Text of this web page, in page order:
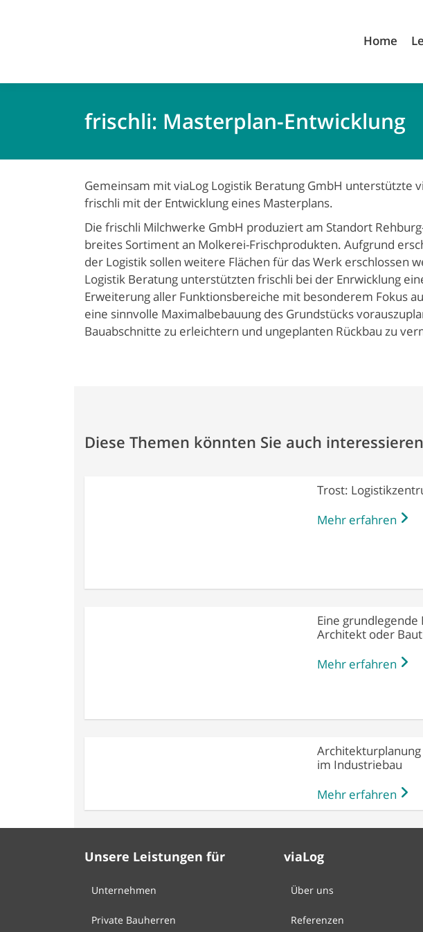
Home
frischli: Masterplan-Entwicklung
Gemeinsam mit viaLog Logistik Beratung GmbH unterstützte
frischli mit der Entwicklung eines Masterplans.
Die frischli Milchwerke GmbH produziert am Standort
breites Sortiment an Molkerei-Frischprodukten. Aufgrund
der Logistik sollen weitere Flächen für das Werk erschlossen
Logistik Beratung unterstützten frischli bei der Enrwicklung
Erweiterung aller Funktionsbereiche mit besonderem Fokus
eine sinnvolle Maximalbebauung des Grundstücks
Bauabschnitte zu erleichtern und ungeplanten Rückbau zu
Diese Themen könnten Sie auch interessieren
Trost:
Mehr erfahren
Eine grundlegende
Architekt oder
Mehr erfahren
im Industriebau
Mehr erfahren
Unsere Leistungen für
Unternehmen
Private Bauherren
viaLog
Über uns
Referenzen